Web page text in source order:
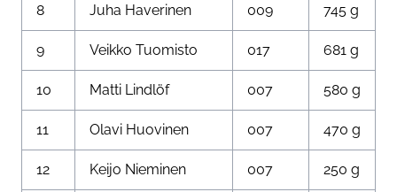
8 Juha Haverinen 009 745 g
9 Veikko Tuomisto 017 681 g
10 Matti Lindlöf 007 580 g
11 Olavi Huovinen 007 470 g
12 Keijo Nieminen 007 250 g